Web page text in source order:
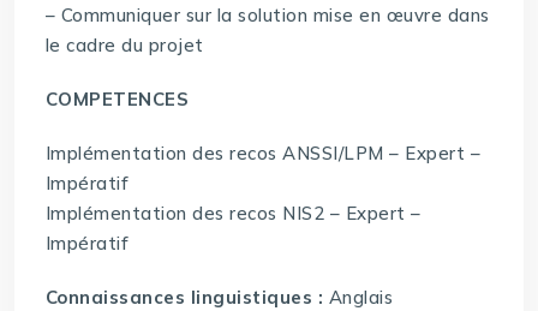
– Communiquer sur la solution mise en œuvre dans
le cadre du projet
COMPETENCES
Implémentation des recos ANSSI/LPM – Expert –
Impératif
Implémentation des recos NIS2 – Expert –
Impératif
Connaissances linguistiques : Anglais